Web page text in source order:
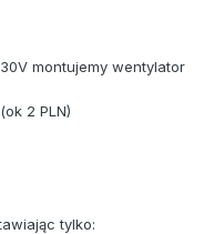
montujemy wentylator
2 PLN)
tylko: